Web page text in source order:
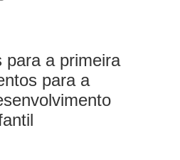
para a primeira
para a